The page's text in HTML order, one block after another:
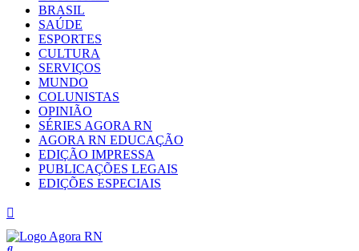
BRASIL
SAÚDE
ESPORTES
CULTURA
SERVIÇOS
MUNDO
COLUNISTAS
OPINIÃO
SÉRIES AGORA RN
AGORA RN EDUCAÇÃO
EDIÇÃO IMPRESSA
PUBLICAÇÕES LEGAIS
EDIÇÕES ESPECIAIS